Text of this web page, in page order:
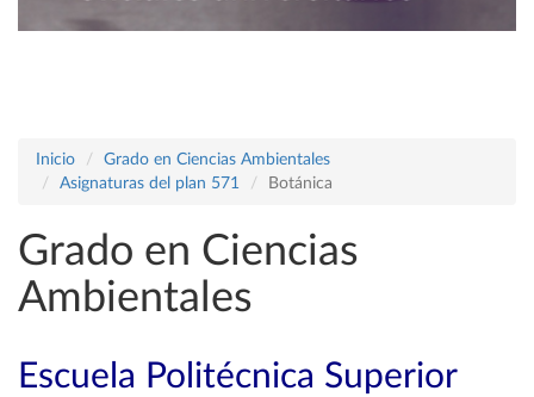
Inicio
Grado en Ciencias Ambientales
Asignaturas del plan 571
Botánica
Grado en Ciencias
Ambientales
Escuela Politécnica Superior